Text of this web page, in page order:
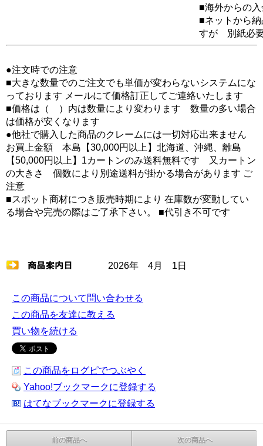
■海外からの
■ネットから
すが 別紙必
●注文時での注意
■大きな数量でのご注文でも単価が変わらないシステムにな
っております メールにて価格訂正してご連絡いたします
■価格は（ ）内は数量により変わります 数量の多い場合
は価格が安くなります
●他社で購入した商品のクレームには一切対応出来ません
お買上金額 本島【30,000円以上】北海道、沖縄、離島
【50,000円以上】1カートンのみ送料無料です 又カートン
の大きさ 個数により別途送料が掛かる場合があります ご
注意
■スポット商材につき販売時期により 在庫数が変動してい
る場合や完売の際はご了承下さい。 ■代引き不可です
2026年 4月 1日
この商品について問い合わせる
この商品を友達に教える
買い物を続ける
この商品をログピでつぶやく
Yahoo!ブックマークに登録する
はてなブックマークに登録する
前の商品へ 次の商品へ